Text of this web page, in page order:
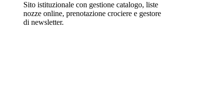
Sito istituzionale con gestione catalogo, liste
nozze online, prenotazione crociere e gestore
di newsletter.